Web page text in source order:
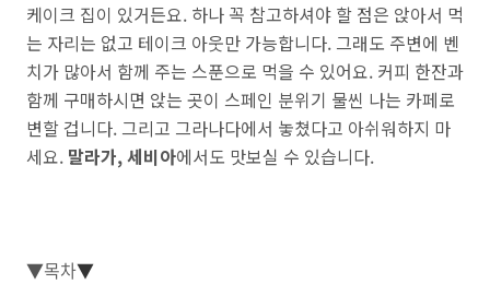
케이크 집이 있거든요. 하나 꼭 참고하셔야 할 점은 앉아서 먹
는 자리는 없고 테이크 아웃만 가능합니다. 그래도 주변에 벤
치가 많아서 함께 주는 스푼으로 먹을 수 있어요. 커피 한잔과
함께 구매하시면 앉는 곳이 스페인 분위기 물씬 나는 카페로
변할 겁니다. 그리고 그라나다에서 놓쳤다고 아쉬워하지 마
세요. 말라가, 세비아에서도 맛보실 수 있습니다.
▼목차▼